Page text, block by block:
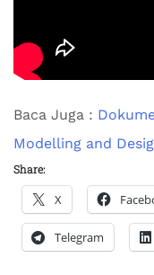
Baca Juga :
Modelling and
Share:
X
Telegram